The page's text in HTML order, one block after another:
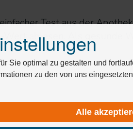
Test aus der
ablesen. Als gesunde
die Kuh kein Cola trinkt“
Sie optimal zu gestalten und
zu den von uns
Alle